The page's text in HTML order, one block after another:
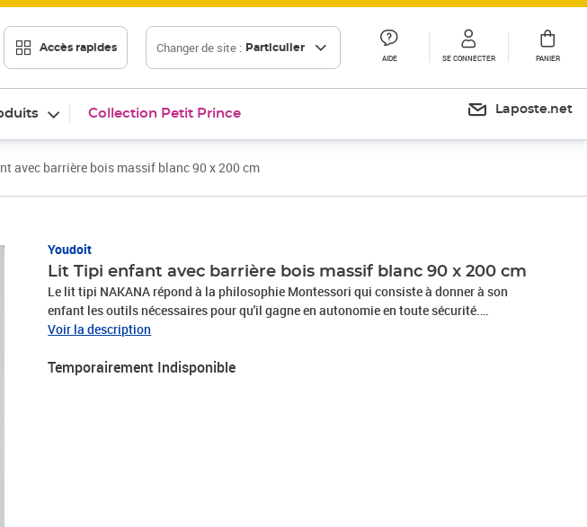
Accès rapides Changer de site : Particulier
AIDE SE CONNECTER PANIER
Collection Petit Prince Laposte.net
avec barrière bois massif blanc 90 x 200 cm
Youdoit
Lit Tipi enfant avec barrière bois massif blanc 90 x 200 cm
Le lit tipi NAKANA répond à la philosophie Montessori qui consiste à donner à son
enfant les outils nécessaires pour qu'il gagne en autonomie en toute sécurité.
Fabriqué à la main en Europe, ce lit est à 6 cm de hauteur du sol pour que votre enfant
de sécurité est incluse, barrière amovible que vous pouvez accrocher sur le côté
Voir la description
Temporairement Indisponible